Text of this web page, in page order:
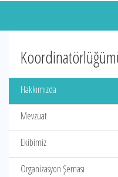
Hakkımızda
Mevzuat
Ekibimiz
Organizasyon Şeması